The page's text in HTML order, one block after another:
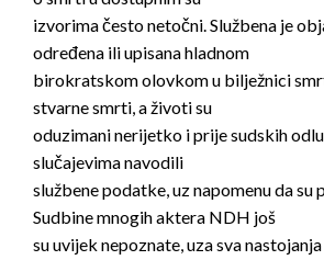
izvorima često netočni. Službena je
određena ili upisana hladnom
birokratskom olovkom u bilježnici
stvarne smrti, a životi su
oduzimani nerijetko i prije sudskih
slučajevima navodili
službene podatke, uz napomenu da su
Sudbine mnogih aktera NDH još
su uvijek nepoznate, uza sva